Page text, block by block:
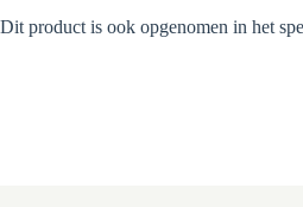
Dit product is ook opgenomen in het